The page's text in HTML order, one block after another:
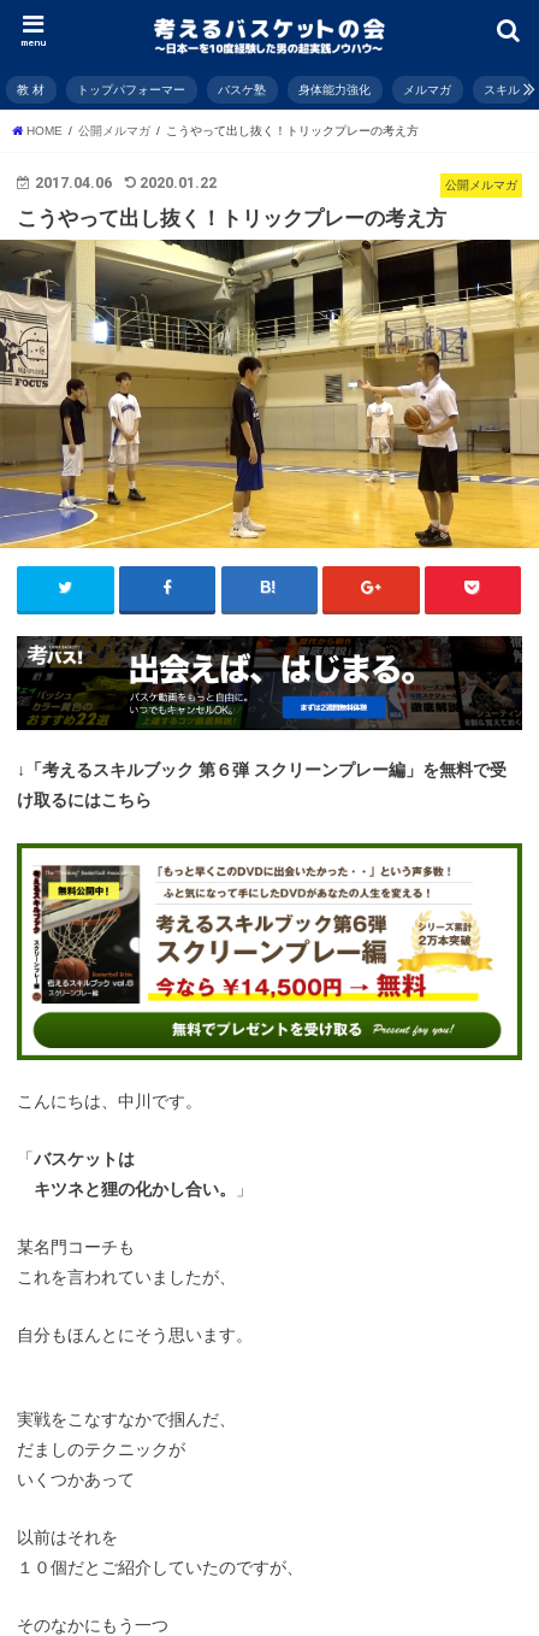
menu
教 材 トップパフォーマー バスケ塾 身体能力強化 メルマガ スキル
HOME 公開メルマガ こうやって出し抜く！トリックプレーの考え方
公開メルマガ
2017.04.06 2020.01.22
こうやって出し抜く！トリックプレーの考え方
↓「考えるスキルブック 第６弾 スクリーンプレー編」を無料で受
け取るにはこちら
こんにちは、中川です。
「バスケットは
キツネと狸の化かし合い。
」
某名門コーチも
これを言われていましたが、
自分もほんとにそう思います。
実戦をこなすなかで掴んだ、
だましのテクニックが
いくつかあって
以前はそれを
１０個だとご紹介していたのですが、
そのなかにもう一つ